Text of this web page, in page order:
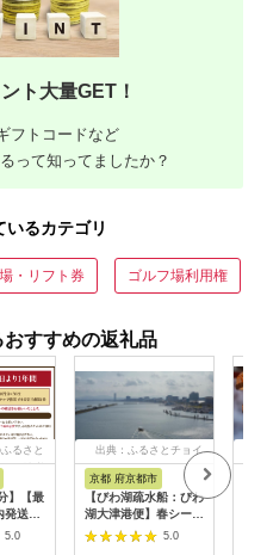
ト大量GET！
フトコードなど
って知ってましたか？
るカテゴリ
・リフト券 ゴルフ場利用権
すすめの返礼品
るさと
納税
】【最
送】
やホテ
宿泊補
5.0
出典：ふるさとチョイ
京都 府京都市
【びわ湖疏水船：びわ
湖大津港便】春シーズ
ン先行予約権（２名様
分の乗船予約の権利）
5.0